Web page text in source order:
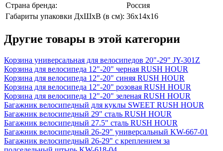
Страна бренда:
Россия
Габариты упаковки ДхШхВ (в см): 36x14x16
Другие товары в этой категории
Корзина универсальная для велосипедов 20"-29" JY-301Z
Корзина для велосипеда 12"-20" черная RUSH HOUR
Корзина для велосипеда 12"-20" синяя RUSH HOUR
Корзина для велосипеда 12"-20" розовая RUSH HOUR
Корзина для велосипеда 12"-20" зеленая RUSH HOUR
Багажник велосипедный для куклы SWEET RUSH HOUR
Багажник велосипедный 29" сталь RUSH HOUR
Багажник велосипедный 27.5" сталь RUSH HOUR
Багажник велосипедный 26-29" универсальный KW-667-01
Багажник велосипедный 26-29" с креплением за